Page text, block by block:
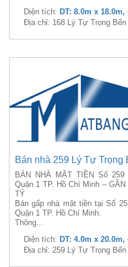
Diện tích: DT: 8.0m x
Địa chỉ: 168 Lý Tự Trọng Bến
Bán nhà 259 Lý Tự Trọng
BÁN NHÀ MẶT TIỀN Số
Quận 1 TP. Hồ Chí Minh –
TỶ
Bán gấp nhà mặt tiền tại Số
Quận 1 TP. Hồ Chí Minh.
Thông...
Diện tích: DT: 4.0m x
Địa chỉ: 259 Lý Tự Trọng Bến